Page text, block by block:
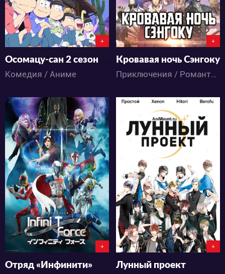
+
Осомацу-сан 2 сезон
Комедия / Аниме
+
Кровавая ночь Сэнгоку
Приключения / Романтика / Фэнтези / Аниме
16276
4 5
+
Отряд «Инфинити»
12373
1 5
+
Лунный проект